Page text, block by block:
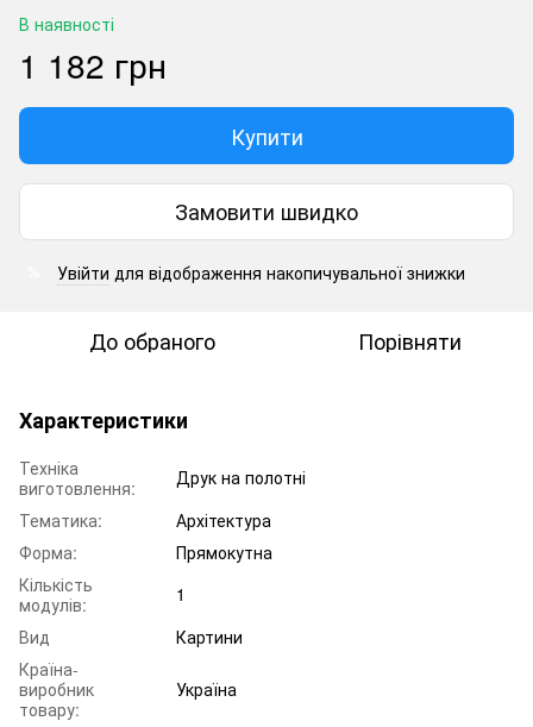
В наявності
1 182 грн
Купити
Замовити швидко
Увійти для відображення накопичувальної знижки
До обраного Порівняти
Характеристики
Техніка
виготовлення:
Друк на полотні
Тематика:
Архітектура
Форма:
Прямокутна
Кількість
модулів:
1
Вид
Картини
Країна-
виробник
товару:
Україна